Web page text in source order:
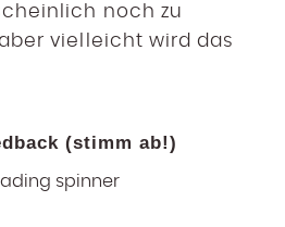
noch zu
vielleicht wird das
(stimm ab!)